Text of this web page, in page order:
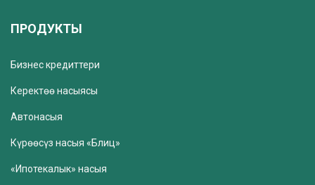
ПРОДУКТЫ
Бизнес кредиттери
Керектөө насыясы
Автонасыя
Күрөөсүз насыя «Блиц»
«Ипотекалык» насыя